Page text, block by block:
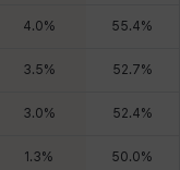
4.0% 55.4%
3.5% 52.7%
3.0% 52.4%
1.3% 50.0%